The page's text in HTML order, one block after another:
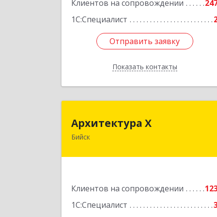
Клиентов на сопровождении
1С:Специалист
Отправить заявку
Показать контакты
Отправить заявку
Назад
Архитектура Х
Бийск
Клиентов на сопровождении
1С:Специалист